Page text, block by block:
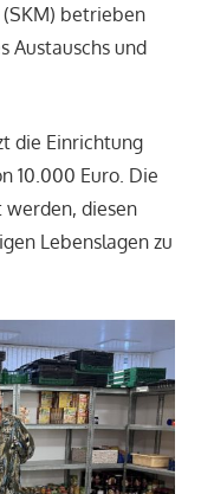
betrieben
Austauschs und
die Einrichtung
10.000 Euro. Die
diesen
Lebenslagen zu